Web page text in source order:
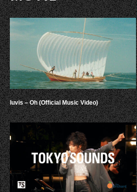
luvis – Oh (Official Music Video)